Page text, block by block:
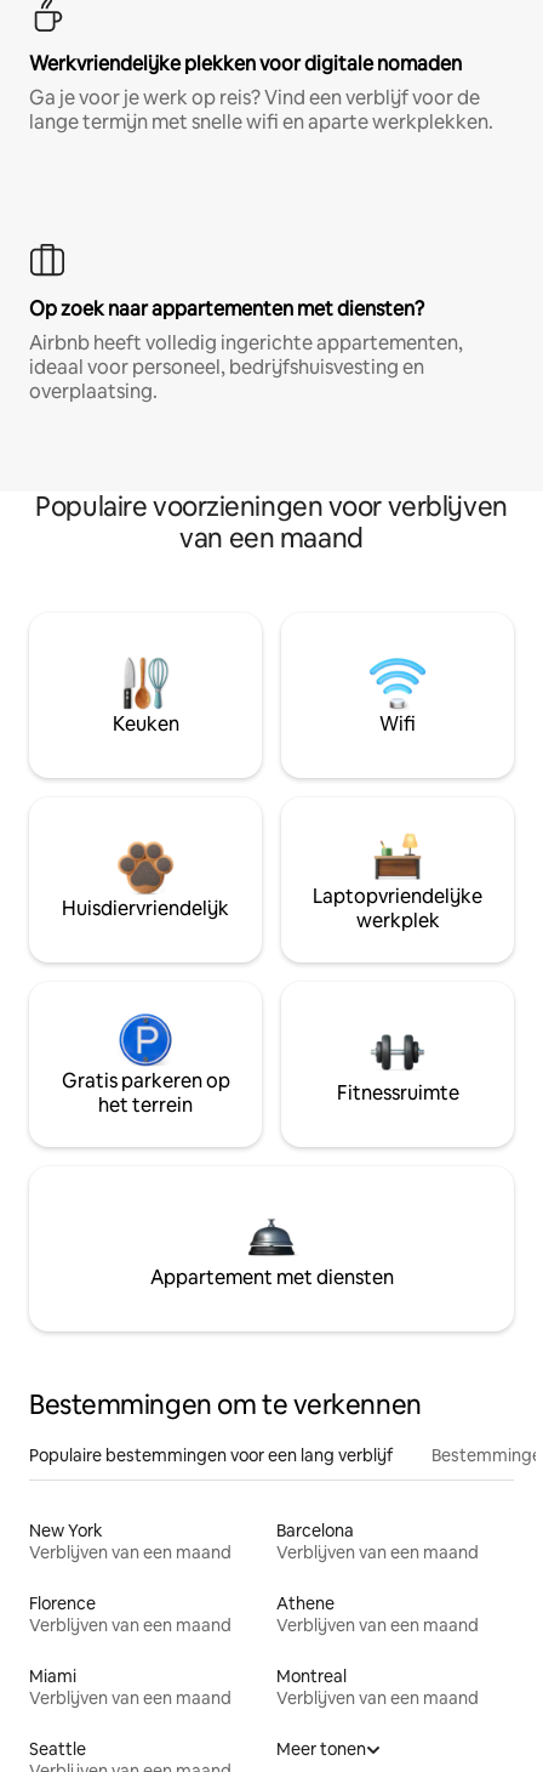
Werkvriendelijke plekken voor digitale nomaden
Ga je voor je werk op reis? Vind een verblijf voor de
lange termijn met snelle wifi en aparte werkplekken.
Op zoek naar appartementen met diensten?
Airbnb heeft volledig ingerichte appartementen,
ideaal voor personeel, bedrijfshuisvesting en
overplaatsing.
Populaire voorzieningen voor verblijven
van een maand
Keuken Wifi
Huisdiervriendelijk
Laptopvriendelijke
werkplek
Gratis parkeren op
het terrein
Fitnessruimte
Appartement met diensten
Bestemmingen om te verkennen
Populaire bestemmingen voor een lang verblijf
New York
Verblijven van een maand
Barcelona
Verblijven van een maand
Florence
Verblijven van een maand
Athene
Verblijven van een maand
Miami
Verblijven van een maand
Montreal
Verblijven van een maand
Seattle
Meer tonen